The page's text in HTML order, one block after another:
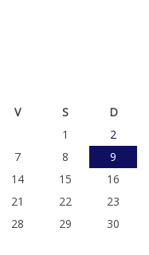
V S
D
1
2
7 8
9
14 15
16
21 22
23
28 29
30